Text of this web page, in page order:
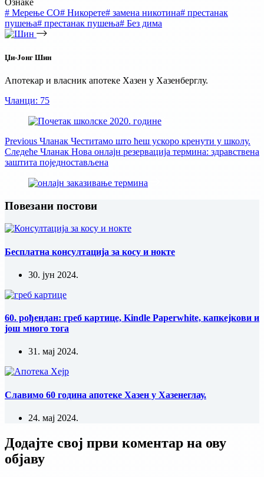
Ознаке
# Мерење CO# Никорете# замена никотина# престанак
пушења# престанак пушења# Без дима
Џи-Јонг Шин
Апотекар и власник апотеке Хазен у Хазенберглу.
Чланци: 75
Previous Чланак Честитамо што ћеш ускоро кренути у школу.
Следеће Чланак Нова онлајн резервација термина: здравствена
заштита поједностављена
Повезани постови
Бесплатна консултација за косу и нокте
30. јун 2024.
60. рођендан: греб картице, Kindle Paperwhite, капкејкови и
још много тога
31. мај 2024.
Славимо 60 година апотеке Хазен у Хазенеглау.
24. мај 2024.
Додајте свој први коментар на ову
објаву